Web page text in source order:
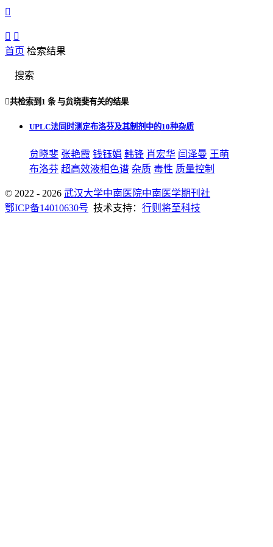

 
首页 检索结果
搜索
共检索到 1 条与贠晓斐有关的结果
UPLC法同时测定布洛芬及其制剂中的10种杂质
贠晓斐 张艳霞 钱钰娟 韩锋 肖宏华 闫泽曼 王萌
布洛芬 超高效液相色谱 杂质 毒性 质量控制
© 2022 - 2026 武汉大学中南医院中南医学期刊社
鄂ICP备14010630号 技术支持： 行则将至科技